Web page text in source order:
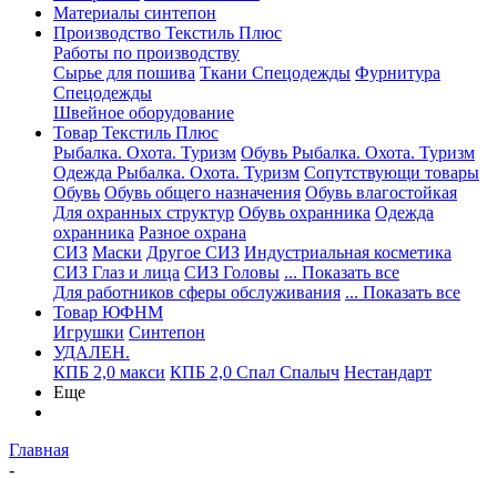
Материалы синтепон
Производство Текстиль Плюс
Работы по производству
Сырье для пошива Ткани Спецодежды Фурнитура
Спецодежды
Швейное оборудование
Товар Текстиль Плюс
Рыбалка. Охота. Туризм Обувь Рыбалка. Охота. Туризм
Одежда Рыбалка. Охота. Туризм Сопутствующи товары
Обувь Обувь общего назначения Обувь влагостойкая
Для охранных структур Обувь охранника Одежда
охранника Разное охрана
СИЗ Маски Другое СИЗ Индустриальная косметика
СИЗ Глаз и лица СИЗ Головы ... Показать все
Для работников сферы обслуживания ... Показать все
Товар ЮФНМ
Игрушки Синтепон
УДАЛЕН.
КПБ 2,0 макси КПБ 2,0 Спал Спалыч Нестандарт
Еще
Главная
-